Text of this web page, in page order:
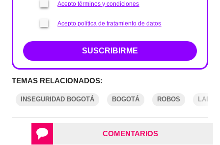
Acepto términos y condiciones
Acepto política de tratamiento de datos
SUSCRIBIRME
TEMAS RELACIONADOS:
INSEGURIDAD BOGOTÁ BOGOTÁ ROBOS
COMENTARIOS